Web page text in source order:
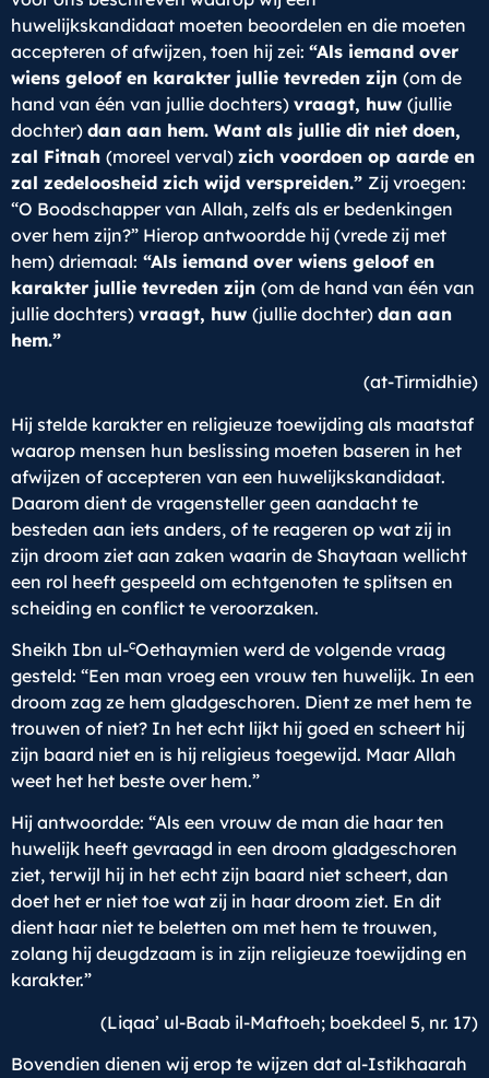
huwelijkskandidaat moeten beoordelen en die moeten
accepteren of afwijzen, toen hij zei: “Als iemand over
wiens geloof en karakter jullie tevreden zijn (om de
hand van één van jullie dochters) vraagt, huw (jullie
dochter) dan aan hem. Want als jullie dit niet doen,
zal Fitnah (moreel verval) zich voordoen op aarde en
zal zedeloosheid zich wijd verspreiden.” Zij vroegen:
“O Boodschapper van Allah, zelfs als er bedenkingen
over hem zijn?” Hierop antwoordde hij (vrede zij met
hem) driemaal: “Als iemand over wiens geloof en
karakter jullie tevreden zijn (om de hand van één van
jullie dochters) vraagt, huw (jullie dochter) dan aan
hem.”
(at-Tirmidhie)
Hij stelde karakter en religieuze toewijding als maatstaf
waarop mensen hun beslissing moeten baseren in het
afwijzen of accepteren van een huwelijkskandidaat.
Daarom dient de vragensteller geen aandacht te
besteden aan iets anders, of te reageren op wat zij in
zijn droom ziet aan zaken waarin de Shaytaan wellicht
een rol heeft gespeeld om echtgenoten te splitsen en
scheiding en conflict te veroorzaken.
Sheikh Ibn ul-cOethaymien werd de volgende vraag
gesteld: “Een man vroeg een vrouw ten huwelijk. In een
droom zag ze hem gladgeschoren. Dient ze met hem te
trouwen of niet? In het echt lijkt hij goed en scheert hij
zijn baard niet en is hij religieus toegewijd. Maar Allah
weet het het beste over hem.”
Hij antwoordde: “Als een vrouw de man die haar ten
huwelijk heeft gevraagd in een droom gladgeschoren
ziet, terwijl hij in het echt zijn baard niet scheert, dan
doet het er niet toe wat zij in haar droom ziet. En dit
dient haar niet te beletten om met hem te trouwen,
zolang hij deugdzaam is in zijn religieuze toewijding en
karakter.”
(Liqaa’ ul-Baab il-Maftoeh; boekdeel 5, nr. 17)
Bovendien dienen wij erop te wijzen dat al-Istikhaarah